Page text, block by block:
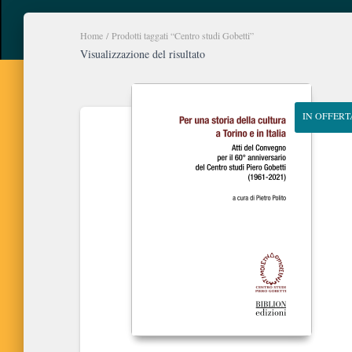
Home / Prodotti taggati “Centro studi Gobetti”
Visualizzazione del risultato
IN